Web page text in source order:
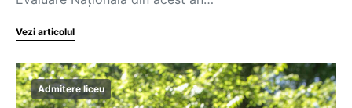
Vezi articolul
Admitere liceu